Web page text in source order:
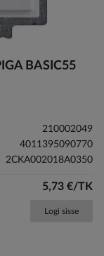
BASIC55
210002049
4011395090770
2CKA002018A0350
5,73 €/TK
Logi sisse